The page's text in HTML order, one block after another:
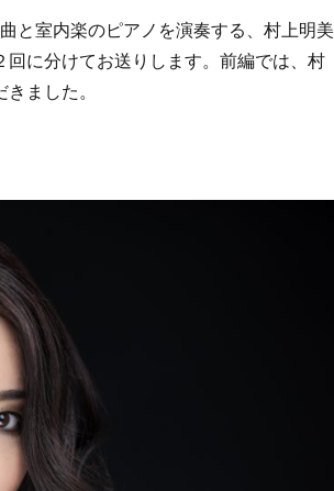
と室内楽のピアノを演奏する、村上明美
に分けてお送りします。前編では、村
ました。